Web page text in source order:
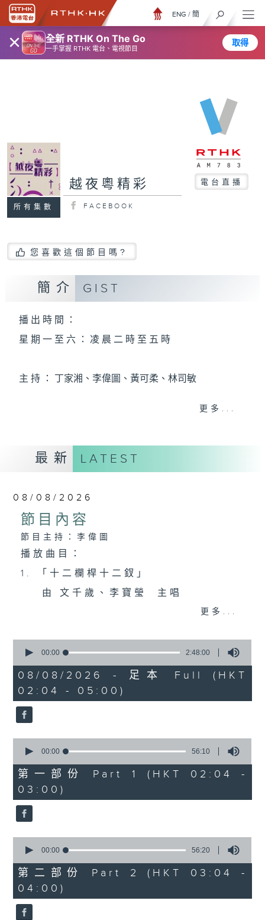
× 全新 RTHK On The Go
一手掌握 RTHK 電台、電視節目
取得
ENG / 簡
所有集數
越夜粵精彩 電台直播
FACEBOOK
您喜歡這個節目嗎?
簡介 GIST
播 出 時 間 ：
星 期 一 至 六 ： 凌 晨 二 時 至 五 時
主 持 ： 丁家湘、李偉圖、黃可柔、林司敏
務求令每一個晚上越夜「粤」精彩。
更多...
最新 LATEST
08/08/2026
節目內容
節目主持：李偉圖
播放曲目：
1. 「十二欄桿十二釵」
由 文千歲、李寶瑩 主唱
由 黃麗冰 主唱
3. 「怡紅公子祭瀟湘之葬花」
由 蓋鳴暉、尹飛燕 主唱
4. 「火海君臣」
由 龍貫天、丁凡 主唱
5. 「鸞飄鳳更飄」
6. 「花落始逢君」
由 張月兒、伍木蘭 主唱
更多...
seconds
2
hours,
48
minutes,
0
seconds
00:00 2:48:00
08/08/2026 - 足本 Full (HKT
02:04 - 05:00)
seconds
56
minutes,
10
seconds
00:00 56:10
第一部份 Part 1 (HKT 02:04 -
03:00)
seconds
56
minutes,
20
seconds
00:00 56:20
第二部份 Part 2 (HKT 03:04 -
04:00)